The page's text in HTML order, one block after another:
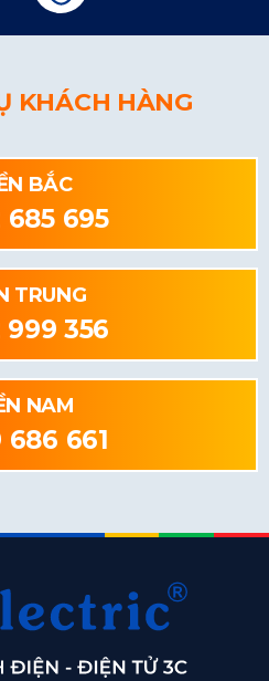
KHÁCH HÀNG
BẮC
695
TRUNG
356
NAM
661